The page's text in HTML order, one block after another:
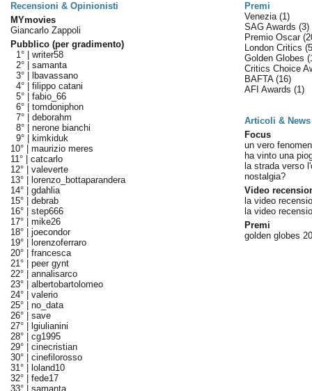
Recensioni & Opinionisti
Premi
MYmovies
Giancarlo Zappoli
Pubblico (per gradimento)
1° | writer58
2° | samanta
3° |
lbavassano
4° | filippo catani
5° | fabio_66
6° | tomdoniphon
7° | deborahm
8° | nerone bianchi
9° |
kimkiduk
10° | maurizio meres
11° | catcarlo
12° | valeverte
13° |
lorenzo_bottaparandera
14° | gdahlia
15° | debrab
16° | step666
17° | mike26
18° | joecondor
19° |
lorenzoferraro
20° | francesca
21° | peer gynt
22° | annalisarco
23° | albertobartolomeo
24° | valerio
25° | no_data
26° | save
27° |
lgiulianini
28° | cg1995
29° | cinecristian
30° | cinefilorosso
31° |
loland10
32° | fede17
33° | samanta
Venezia (1)
SAG Awards (3)
Premio Oscar
London Critics
Golden Globes
Critics Choice
BAFTA (16)
AFI Awards (1)
Articoli & News
Focus
un vero
ha vinto una
la strada verso
nostalgia?
Video
la video
la video
Premi
golden globes